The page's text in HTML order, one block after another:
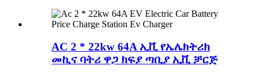
AC 2 * 22kw 64A ኢቪ የኤሌክትሪክ
መኪና ባትሪ ዋጋ ክፍያ ጣቢያ ኢቪ ቻርጅ